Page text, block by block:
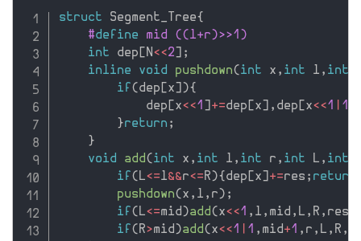
struct Segment_Tree{
#define mid ((l+r)>>1)
int dep [N<<2] ;
inline
void pushdown(int x , int l , int
if (dep [x] ){
            dep
[x<<1 ] +=dep [x] , dep [x<<1 | 1
}return ;
}
void
add(int x , int l , int r , int L , int
if (L<=l&&r<=R){dep [x] +=res ; return
pushdown(x , l , r) ;
if (L<=mid)add(x<<1 , l , mid , L , R , res
if (R>mid)add(x<<1 | 1 , mid+1 , r , L , R ,